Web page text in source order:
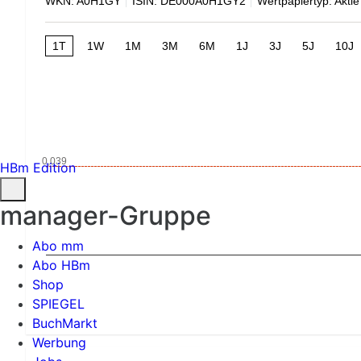
1T 1W 1M 3M 6M 1J 3J 5J 10J
0,039
HBm Edition
manager-Gruppe
Abo mm
Abo HBm
Shop
SPIEGEL
BuchMarkt
Werbung